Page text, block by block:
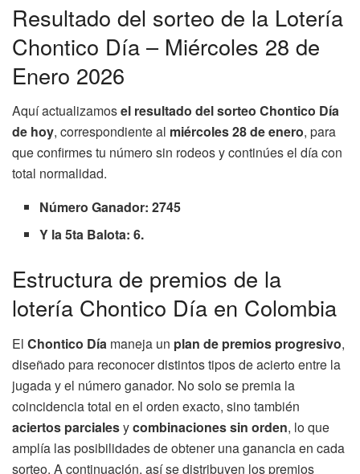
Resultado del sorteo de la Lotería
Chontico Día – Miércoles 28 de
Enero 2026
Aquí actualizamosel resultado del sorteo Chontico Día
de hoy, correspondiente al miércoles 28 de enero, para
que confirmes tu número sin rodeos y continúes el día con
total normalidad.
Número Ganador: 2745
Y la 5ta Balota: 6.
Estructura de premios de la
lotería Chontico Día en Colombia
El Chontico Día maneja un plan de premios progresivo,
diseñado para reconocer distintos tipos de acierto entre la
jugada y el número ganador. No solo se premia la
coincidencia total en el orden exacto, sino también
aciertos parcialesycombinaciones sin orden, lo que
amplía las posibilidades de obtener una ganancia en cada
sorteo. A continuación, así se distribuyen los premios